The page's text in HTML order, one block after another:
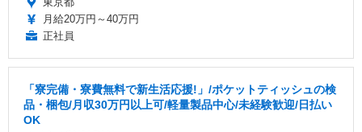
月給20万円～40万円
正社員
「寮完備・寮費無料で新生活応援!」/ポケットティッシュの検
品・梱包/月収30万円以上可/軽量製品中心/未経験歓迎/日払い
OK